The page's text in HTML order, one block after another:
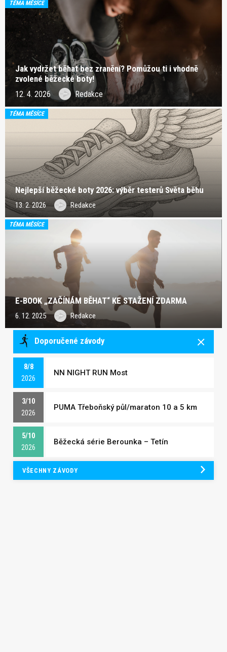
TÉMA MĚSÍCE
Jak vydržet běhat bez zranění? Pomůžou ti i vhodně
zvolené běžecké boty!
12. 4. 2026 Redakce
TÉMA MĚSÍCE
Nejlepší běžecké boty 2026: výběr testerů Světa běhu
13. 2. 2026 Redakce
TÉMA MĚSÍCE
E-BOOK „ZAČÍNÁM BĚHAT“ KE STAŽENÍ ZDARMA
6. 12. 2025 Redakce
Doporučené závody
8/8
2026
NN NIGHT RUN Most
3/10
2026
PUMA Třeboňský půl/maraton 10 a 5 km
5/10
2026
Běžecká série Berounka – Tetín
VŠECHNY ZÁVODY